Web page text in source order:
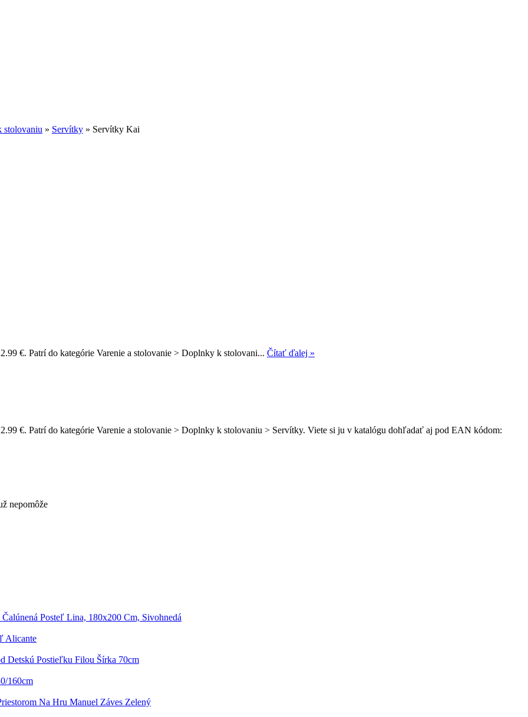
stolovaniu » Servítky » Servítky Kai
€. Patrí do kategórie Varenie a stolovanie > Doplnky k stolovani... Čítať ďalej »
€. Patrí do kategórie Varenie a stolovanie > Doplnky k stolovaniu > Servítky. Viete si ju v katalógu dohľadať aj pod EAN kódom:
nepomôže
Posteľ Lina, 180x200 Cm, Sivohnedá
Alicante
Detskú Postieľku Filou Šírka 70cm
160cm
Na Hru Manuel Záves Zelený